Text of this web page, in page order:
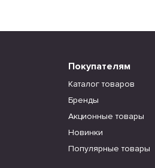
Покупателям
Каталог товаров
Бренды
Акционные товары
Новинки
Популярные товары